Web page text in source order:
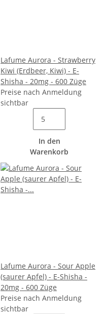
Lafume Aurora - Strawberry
Kiwi (Erdbeer, Kiwi) - E-
Shisha - 20mg - 600 Züge
Preise nach Anmeldung
sichtbar
In den
Warenkorb
Lafume Aurora - Sour Apple
(saurer Apfel) - E-Shisha -
20mg - 600 Züge
Preise nach Anmeldung
sichtbar